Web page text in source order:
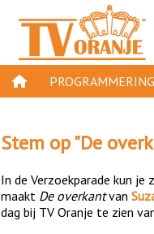
PROGRAMMERING
GESPEELD OP TV
ORANJE KROON
TV ORANJE TOP 1000
Stem op "De
In de Verzoekparade kun
maakt De overkantvan
dag bij TV Oranje te zien